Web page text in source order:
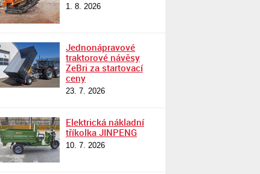
1. 8. 2026
Jednonápravové
traktorové návěsy
ZeBri za startovací
ceny
23. 7. 2026
Elektrická nákladní
tříkolka JINPENG
10. 7. 2026